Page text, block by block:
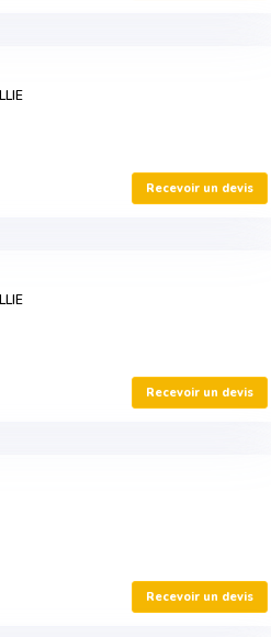
Recevoir un devis
Recevoir un devis
Recevoir un devis